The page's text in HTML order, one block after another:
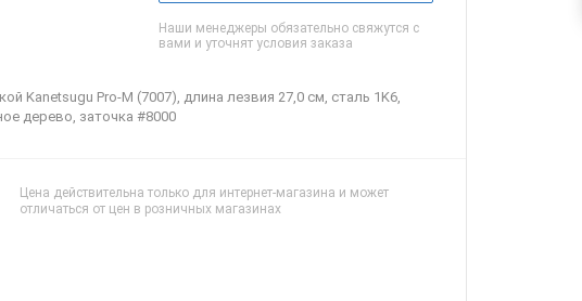
Наши менеджеры обязательно свяжутся с
вами и уточнят условия заказа
Kanetsugu Pro-M (7007), длина лезвия 27,0 см, сталь 1K6,
дерево, заточка #8000
Цена действительна только для интернет-магазина и может
отличаться от цен в розничных магазинах